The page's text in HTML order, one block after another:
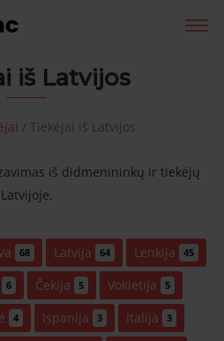
iš Latvijos
/ Tiekėjai iš Latvijos
iš didmenininkų ir tiekėjų
Latvijoje.
68 Latvija 64 Lenkija 45
6 Čekija 5 Vokietija 5
4 Ispanija 3 Italija 3